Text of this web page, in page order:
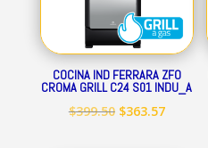
COCINA IND FERRARA ZFO
CROMA GRILL C24 S01 INDU_A
$399.50 El
$363.57El